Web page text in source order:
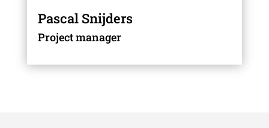
Pascal Snijders
Project manager